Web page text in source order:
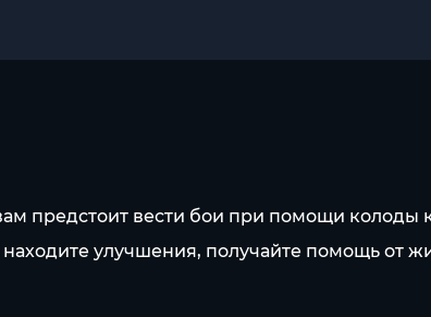
предстоит вести бои при помощи колоды
улучшения, получайте помощь от